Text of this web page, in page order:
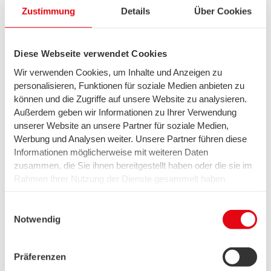
Zustimmung Details Über Cookies
Diese Webseite verwendet Cookies
Wir verwenden Cookies, um Inhalte und Anzeigen zu
personalisieren, Funktionen für soziale Medien anbieten zu
können und die Zugriffe auf unsere Website zu analysieren.
Außerdem geben wir Informationen zu Ihrer Verwendung
unserer Website an unsere Partner für soziale Medien,
Werbung und Analysen weiter. Unsere Partner führen diese
Informationen möglicherweise mit weiteren Daten
zusammen, die Sie ihnen bereitgestellt haben oder die sie im
Rahmen Ihrer Nutzung der Dienste gesammelt haben.
existiert. Das birgt das Risiko des unbemerkten Zugriffs
durch Behörden, das Fehlen von Betroffenenrechten,
Daten.
Notwendig
Präferenzen
Was ist
Geocaching?
Was ist